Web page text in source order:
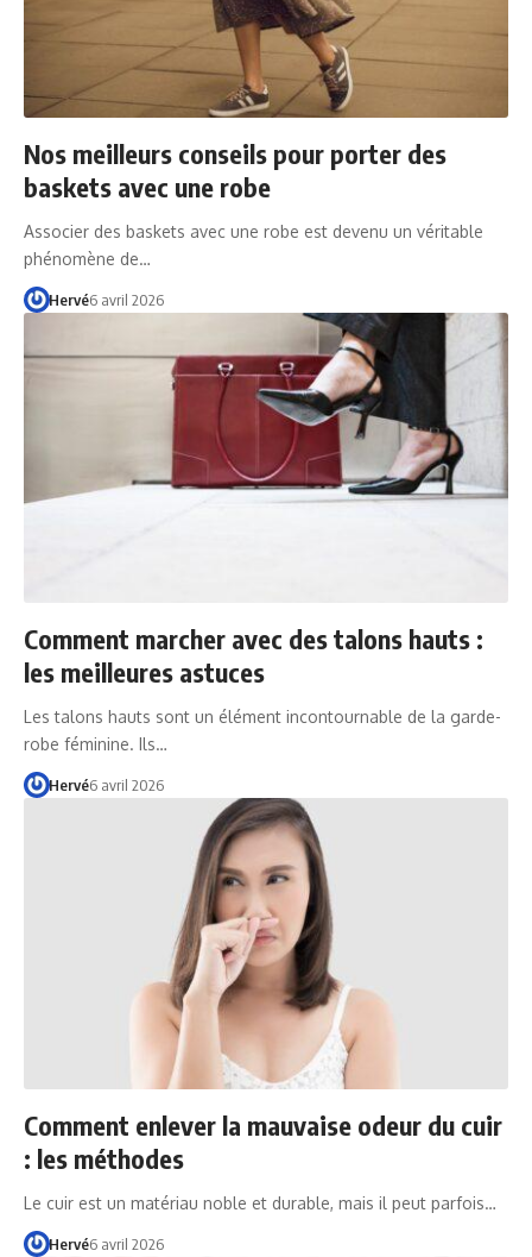
Nos meilleurs conseils pour porter des
baskets avec une robe
Associer des baskets avec une robe est devenu un véritable
phénomène de…
Hervé6 avril 2026
Comment marcher avec des talons hauts :
les meilleures astuces
Les talons hauts sont un élément incontournable de la garde-
robe féminine. Ils…
Hervé6 avril 2026
Comment enlever la mauvaise odeur du cuir
: les méthodes
Le cuir est un matériau noble et durable, mais il peut parfois…
Hervé6 avril 2026